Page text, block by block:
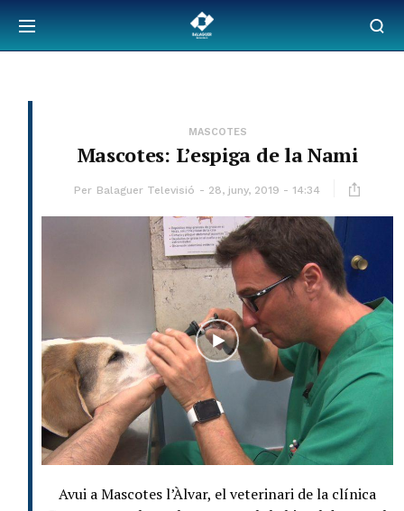
MASCOTES
Mascotes: L’espiga de la Nami
Per Balaguer Televisió 28, juny, 2019 - 14:34
Avui a Mascotes l’Àlvar, el veterinari de la clínica